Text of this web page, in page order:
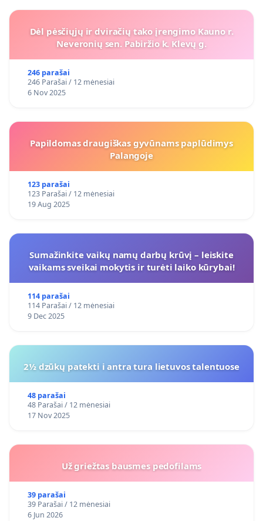
Dėl pėsčiųjų ir dviračių tako įrengimo Kauno r.
Neveronių sen. Pabiržio k. Klevų g.
246 parašai
246 Parašai / 12 mėnesiai
6 Nov 2025
Papildomas draugiškas gyvūnams paplūdimys
Palangoje
123 parašai
123 Parašai / 12 mėnesiai
19 Aug 2025
Sumažinkite vaikų namų darbų krūvį – leiskite
vaikams sveikai mokytis ir turėti laiko kūrybai!
114 parašai
114 Parašai / 12 mėnesiai
9 Dec 2025
2½ dzūkų patekti i antra tura lietuvos talentuose
48 parašai
48 Parašai / 12 mėnesiai
17 Nov 2025
Už griežtas bausmes pedofilams
39 parašai
39 Parašai / 12 mėnesiai
6 Jun 2026